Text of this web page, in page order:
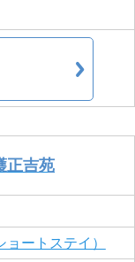
正吉苑
ートステイ）